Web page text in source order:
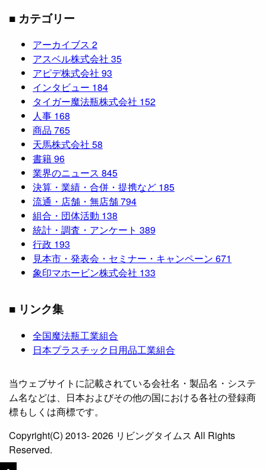
■ カテゴリー
アーカイブス 2
アスベル株式会社 35
アピデ株式会社 93
インタビュー 184
タイガー魔法瓶株式会社 152
人事 168
商品 765
天馬株式会社 58
書籍96
業界のニュース 845
決算・業績・合併・提携など 185
流通・店舗・無店舗794
組合・団体活動 138
統計・調査・アンケート 389
行政 193
見本市・発表会・セミナー・キャンペーン 671
象印マホービン株式会社 133
■ リンク集
全国魔法瓶工業組合
日本プラスチック日用品工業組合
当ウェブサイトに記載されている会社名・製品名・システ
ム名などは、日本およびその他の国における各社の登録商
標もしくは商標です。
Copyright(C) 2013- 2026 リビングタイムス All Rights
Reserved.